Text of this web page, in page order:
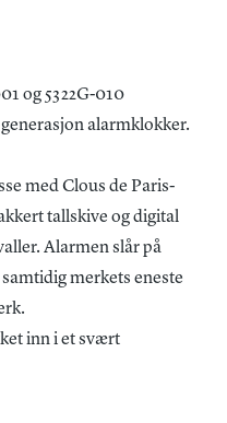
og 5322G-010
alarmklokker.
med Clous de Paris-
tallskive og digital
Alarmen slår på
merkets eneste
inn i et svært